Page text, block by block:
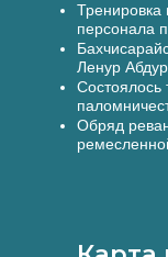
Тренировка
персонала
Ленур
Состоялось
Обряд